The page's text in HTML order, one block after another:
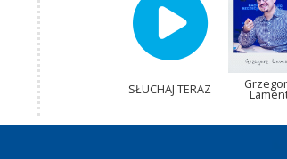
SŁUCHAJ TERAZ